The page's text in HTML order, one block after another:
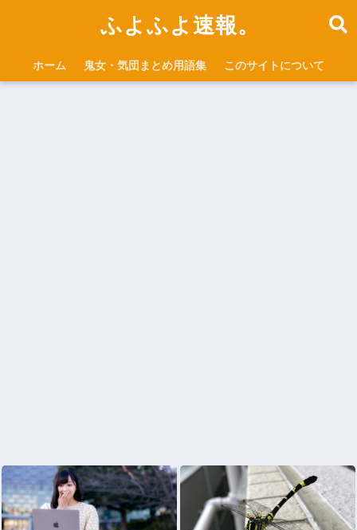
ふよふよ速報。
ホーム 鬼女・気団まとめ用語集 このサイトについて